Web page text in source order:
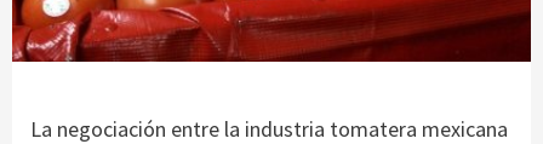
La negociación entre la industria tomatera mexicana